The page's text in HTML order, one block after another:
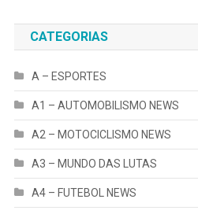
CATEGORIAS
A – ESPORTES
A1 – AUTOMOBILISMO NEWS
A2 – MOTOCICLISMO NEWS
A3 – MUNDO DAS LUTAS
A4 – FUTEBOL NEWS